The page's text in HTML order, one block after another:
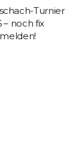
Turnier
– noch fix